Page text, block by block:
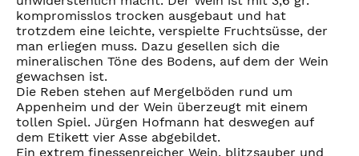
kompromisslos trocken ausgebaut und hat
trotzdem eine leichte, verspielte Fruchtsüsse, der
man erliegen muss. Dazu gesellen sich die
mineralischen Töne des Bodens, auf dem der Wein
gewachsen ist.
Die Reben stehen auf Mergelböden rund um
Appenheim und der Wein überzeugt mit einem
tollen Spiel. Jürgen Hofmann hat deswegen auf
dem Etikett vier Asse abgebildet.
Ein extrem finessenreicher Wein, blitzsauber und